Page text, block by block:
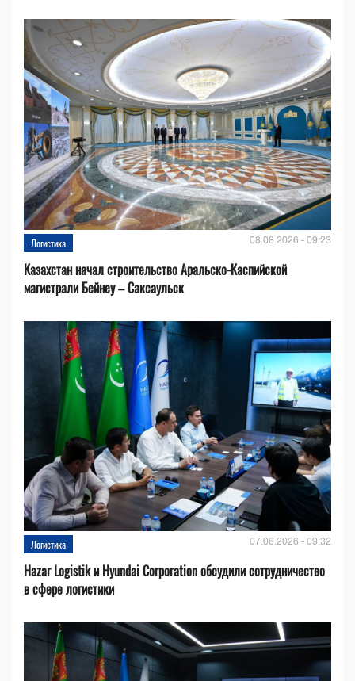
Логистика 08.08.2026 - 09:23
Казахстан начал строительство Аральско-Каспийской
магистрали Бейнеу – Саксаульск
Логистика 07.08.2026 - 09:32
Hazar Logistik и Hyundai Corporation обсудили сотрудничество
в сфере логистики